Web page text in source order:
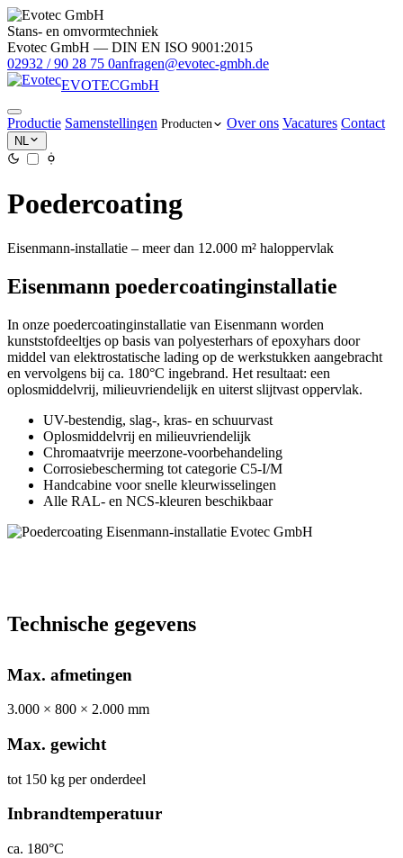
Stans- en omvormtechniek
Evotec GmbH — DIN EN ISO 9001:2015
02932 / 90 28 75 0anfragen@evotec-gmbh.de
EVOTECGmbH
Productie Samenstellingen Producten Over ons Vacatures Contact
NL
Poedercoating
Eisenmann-installatie – meer dan 12.000 m² haloppervlak
Eisenmann poedercoatinginstallatie
In onze poedercoatinginstallatie van Eisenmann worden
kunststofdeeltjes op basis van polyesterhars of epoxyhars door
middel van elektrostatische lading op de werkstukken aangebracht
en vervolgens bij ca. 180°C ingebrand. Het resultaat: een
oplosmiddelvrij, milieuvriendelijk en uiterst slijtvast oppervlak.
UV-bestendig, slag-, kras- en schuurvast
Oplosmiddelvrij en milieuvriendelijk
Chromaatvrije meerzone-voorbehandeling
Corrosiebescherming tot categorie C5-I/M
Handcabine voor snelle kleurwisselingen
Alle RAL- en NCS-kleuren beschikbaar
Technische gegevens
Max. afmetingen
3.000 × 800 × 2.000 mm
Max. gewicht
tot 150 kg per onderdeel
Inbrandtemperatuur
ca. 180°C